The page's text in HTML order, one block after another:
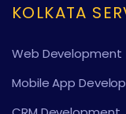
KOLKATA
Web Development
Mobile App